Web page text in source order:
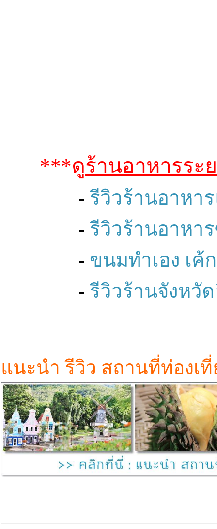
***ดูร้านอาหารระ
- รีวิวร้านอาหา
- รีวิวร้านอาหา
- ขนมทำเอง เ
- รีวิวร้านจังหวั
แนะนำ รีวิว สถานที่ท่องเ